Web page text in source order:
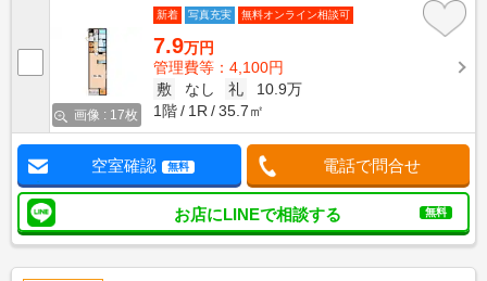
画像 : 17枚
新着 写真充実 無料オンライン相談可
7.9万円
管理費等：4,100円
敷
なし 礼
10.9万
1階
1R 35.7㎡
空室確認 無料 電話で問合せ
お店にLINEで相談する 無料